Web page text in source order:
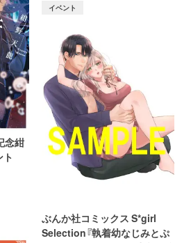
念紺
イベント
ぶんか社コミックス S*girl
Selection『執着幼なじみとぷ